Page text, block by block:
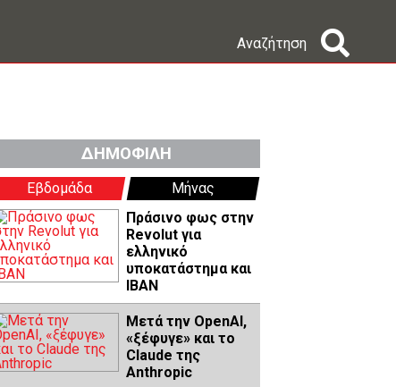
Αναζήτηση
ΔΗΜΟΦΙΛΗ
Εβδομάδα
Μήνας
Πράσινο φως στην
Revolut για
ελληνικό
υποκατάστημα και
IBAN
Μετά την OpenAI,
«ξέφυγε» και το
Claude της
Anthropic